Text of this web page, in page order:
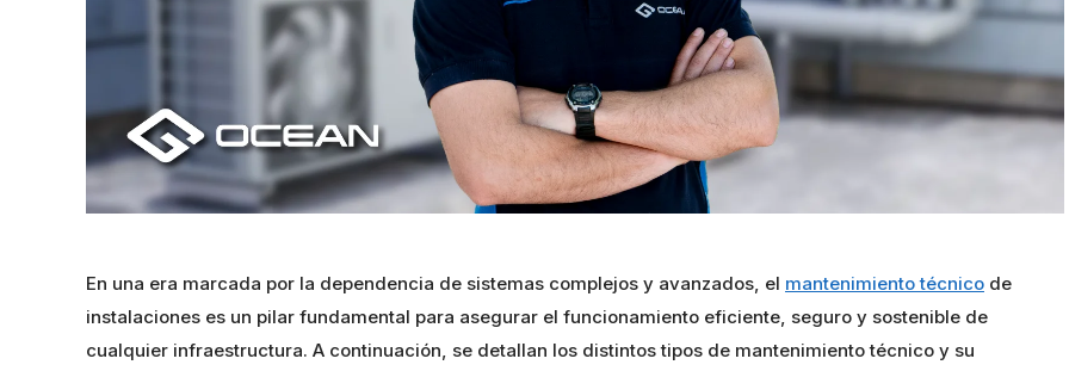
En una era marcada por la dependencia de sistemas complejos y avanzados, el mantenimiento técnico de
instalaciones es un pilar fundamental para asegurar el funcionamiento eficiente, seguro y sostenible de
cualquier infraestructura. A continuación, se detallan los distintos tipos de mantenimiento técnico y su